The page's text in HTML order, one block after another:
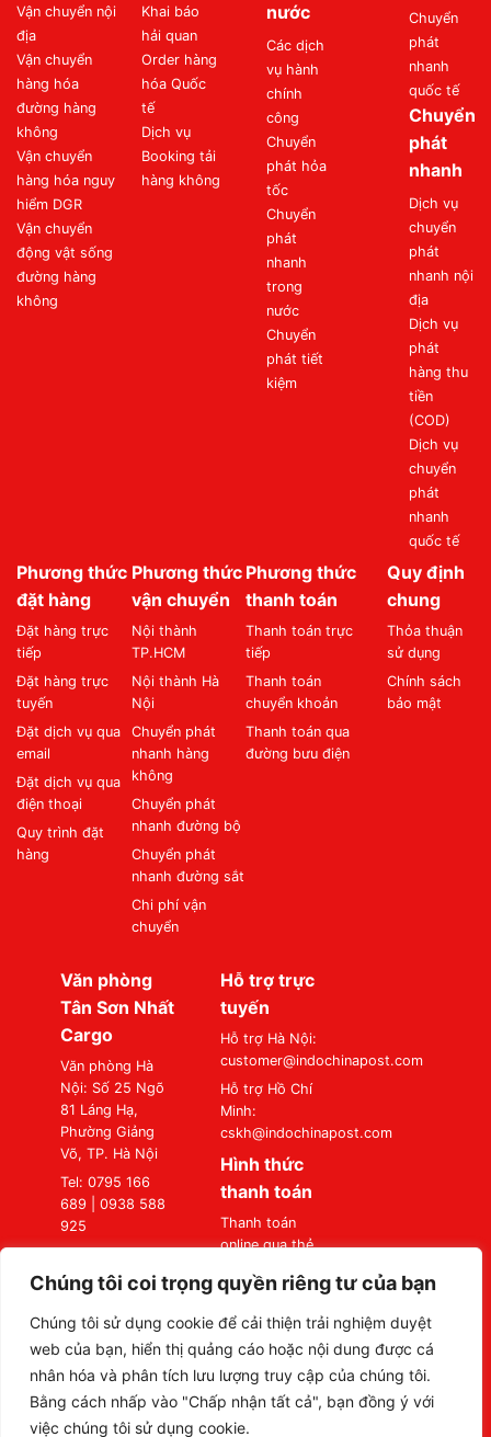
Chúng tôi coi trọng quyền riêng tư của bạn
Chúng tôi sử dụng cookie để cải thiện trải nghiệm duyệt
web của bạn, hiển thị quảng cáo hoặc nội dung được cá
nhân hóa và phân tích lưu lượng truy cập của chúng tôi.
Bằng cách nhấp vào "Chấp nhận tất cả", bạn đồng ý với
việc chúng tôi sử dụng cookie.
Vận chuyển nội
địa
Vận chuyển
hàng hóa
đường hàng
không
Vận chuyển
hàng hóa nguy
hiểm DGR
Vận chuyển
động vật sống
đường hàng
không
Khai báo
hải quan
Order hàng
hóa Quốc
tế
Dịch vụ
Booking tải
hàng không
nước
Các dịch
vụ hành
chính
công
Chuyển
phát hỏa
tốc
Chuyển
phát
nhanh
trong
nước
Chuyển
phát tiết
kiệm
Chuyển
phát
nhanh
quốc tế
Chuyển
phát
nhanh
Dịch vụ
chuyển
phát
nhanh nội
địa
Dịch vụ
phát
hàng thu
tiền
(COD)
Dịch vụ
chuyển
phát
nhanh
quốc tế
Phương thức
đặt hàng
Đặt hàng trực
tiếp
Đặt hàng trực
tuyến
Đặt dịch vụ qua
email
Đặt dịch vụ qua
điện thoại
Quy trình đặt
hàng
Phương thức
vận chuyển
Nội thành
TP.HCM
Nội thành Hà
Nội
Chuyển phát
nhanh hàng
không
Chuyển phát
nhanh đường bộ
Chuyển phát
nhanh đường sắt
Chi phí vận
chuyển
Phương thức
thanh toán
Thanh toán trực
tiếp
Thanh toán
chuyển khoản
Thanh toán qua
đường bưu điện
Quy định
chung
Thỏa thuận
sử dụng
Chính sách
bảo mật
Văn phòng
Tân Sơn Nhất
Cargo
Văn phòng Hà
Nội: Số 25 Ngõ
81 Láng Hạ,
Phường Giảng
Võ, TP. Hà Nội
Tel: 0795 166
689 | 0938 588
925
Gòn: Số 87
Đường A4
(K300), Phường
Bảy Hiền, TP. Hồ
Chí Minh
Tel: 0795 166
689 | 0938 588
Hỗ trợ trực
tuyến
Hỗ trợ Hà Nội:
customer@indochinapost.com
Hỗ trợ Hồ Chí
Minh:
cskh@indochinapost.com
Hình thức
thanh toán
Thanh toán
online qua thẻ
Thanh toán tại
Văn Phòng